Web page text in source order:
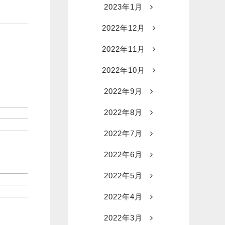
2023年1月
2022年12月
2022年11月
2022年10月
2022年9月
2022年8月
2022年7月
2022年6月
2022年5月
2022年4月
2022年3月